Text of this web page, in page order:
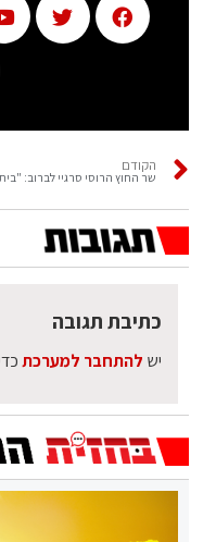
הקודם
כתיבת תגובה
יש להתחבר למערכת